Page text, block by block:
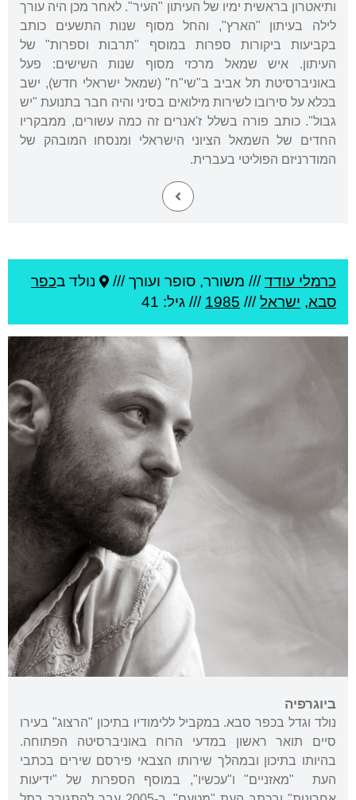
ותיאטרון בראשית ימיו של העיתון "העיר". לאחר מכן היה עורך
לילה בעיתון "הארץ", והחל מסוף שנות התשעים כותב
בקביעות ביקורות ספרות במוסף "תרבות וספרות" של
העיתון. איש שמאל מרכזי מסוף שנות השישים: פעל
באוניברסיטת תל אביב ב"שי"ח" (שמאל ישראלי חדש), ישב
בכלא על סירובו לשירות מילואים בסיני והיה חבר בתנועת "יש
גבול". כותב פורה בשלל ז'אנרים זה כמה עשורים, ממבקריו
החדים של השמאל הציוני הישראלי ומנסחו המובהק של
המודרניזם הפוליטי בעברית.
כרמלי עודד/// משורר, סופר ועורך /// נולד בכפר
סבא, ישראל///
1985 /// גיל: 41
ביוגרפיה
נולד וגדל בכפר סבא. במקביל ללימודיו בתיכון "הרצוג" בעירו
סיים תואר ראשון במדעי הרוח באוניברסיטה הפתוחה.
בהיותו בתיכון ובמהלך שירותו הצבאי פירסם שירים בכתבי
העת "מאזניים" ו"עכשיו", במוסף הספרות של "ידיעות